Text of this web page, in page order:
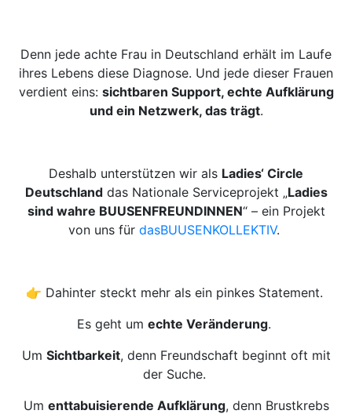
Denn jede achte Frau in Deutschland erhält im Laufe
ihres Lebens diese Diagnose. Und jede dieser Frauen
verdient eins: sichtbaren Support, echte Aufklärung
und ein Netzwerk, das trägt.
Deshalb unterstützen wir als Ladies‘ Circle
Deutschlanddas Nationale Serviceprojekt „Ladies
sind wahre BUUSENFREUNDINNEN“ – ein Projekt
von uns für dasBUUSENKOLLEKTIV.
👉 Dahinter steckt mehr als ein pinkes Statement.
Es geht um echte Veränderung.
Um Sichtbarkeit, denn Freundschaft beginnt oft mit
der Suche.
Um enttabuisierende Aufklärung, denn Brustkrebs